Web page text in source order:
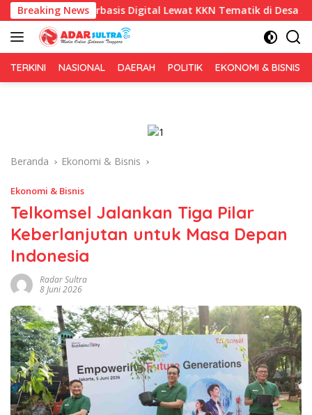
Langsung
ke
konten
Breaking News
Digital Lewat KKN Tematik di Desa Alebo
TERKINI NASIONAL DAERAH POLITIK EKONOMI & BISNIS
Beranda Ekonomi & Bisnis
Ekonomi & Bisnis
Telkomsel Jalankan Tiga Pilar
Keberlanjutan untuk Masa Depan
Indonesia
Radar Sultra
8 Juni 2026